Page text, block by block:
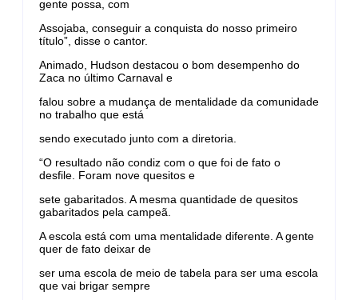
gente possa, com
Assojaba, conseguir a conquista do nosso primeiro
título”, disse o cantor.
Animado, Hudson destacou o bom desempenho do
Zaca no último Carnaval e
falou sobre a mudança de mentalidade da comunidade
no trabalho que está
sendo executado junto com a diretoria.
“O resultado não condiz com o que foi de fato o
desfile. Foram nove quesitos e
sete gabaritados. A mesma quantidade de quesitos
gabaritados pela campeã.
A escola está com uma mentalidade diferente. A gente
quer de fato deixar de
ser uma escola de meio de tabela para ser uma escola
que vai brigar sempre